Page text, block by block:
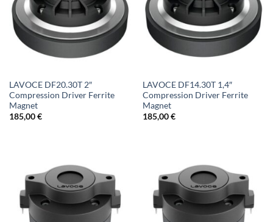
LAVOCE DF20.30T 2″
Compression Driver Ferrite
Magnet
185,00€
LAVOCE DF14.30T 1,4″
Compression Driver Ferrite
Magnet
185,00€